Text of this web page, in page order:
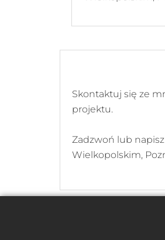
Skontaktuj się ze
projektu.
Zadzwoń lub
Wielkopolskim,